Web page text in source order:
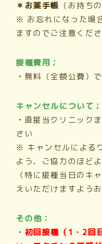
＊お薬手帳 （お持ち
※ お忘れになった場
ますのでご注意くだ
接種費用；
・ 無料（全額公費）
キャンセルについて；
・ 直接当クリニック
さい
※ キャンセルによる
よう、ご協力のほど
（特に接種当日のキ
えいただけますよう
その他：
・ 初回接種（1・2回